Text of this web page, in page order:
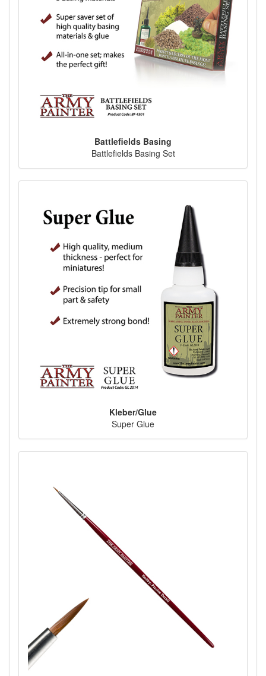
Battlefields Basing
Battlefields Basing Set
Kleber/Glue
Super Glue